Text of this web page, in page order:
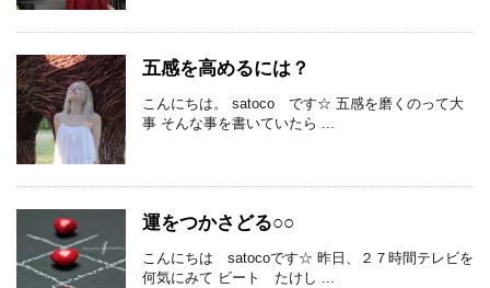
五感を高めるには？
こんにちは。 satoco です☆ 五感を磨くのって大
事 そんな事を書いていたら ...
運をつかさどる○○
こんにちは satocoです☆ 昨日、２７時間テレビを
何気にみて ビート たけし ...